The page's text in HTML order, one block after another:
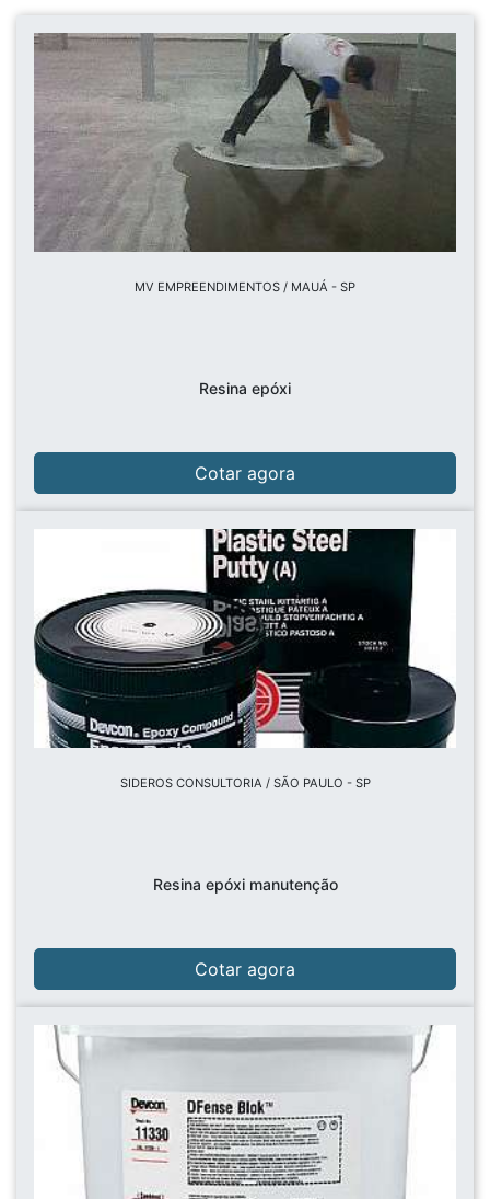
MV EMPREENDIMENTOS / MAUÁ - SP
Resina epóxi
Cotar agora
SIDEROS CONSULTORIA / SÃO PAULO - SP
Resina epóxi manutenção
Cotar agora